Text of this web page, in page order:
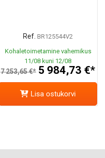
Ref. BR125544V2
Kohaletoimetamine vahemikus
11/08 kuni 12/08
7 253,65 €* 5 984,73 €*
Lisa ostukorvi